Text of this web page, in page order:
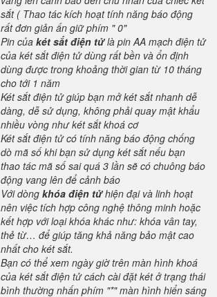
sắt ( Thao tác kích hoạt tính năng báo động
rất đơn giản ấn giữ phím " 0"
Pin của két sắt điện tửlà pin AA mạch điện tử
của két sắt điện tử dùng rất bền và ổn định
dùng được trong khoảng thời gian từ 10 tháng
cho tới 1 năm
Két sắt điện tử giúp bạn mở két sắt nhanh dễ
dàng, dễ sử dụng, không phải quay mật khẩu
nhiều vòng như két sắt khoá cơ
Két sắt điện tử có tính năng báo động chống
dò mã số khi bạn sử dụng két sắt nếu bạn
thao tác mã số sai quá 3 lần sẽ có chuông báo
động vang lên để cảnh báo
Với dòng khóa điện tửhiện đại và linh hoạt
nên việc tích hợp công nghệ thông minh hoặc
kết hợp với loại khóa khác như: khóa vân tay,
thẻ từ… để giúp tăng khả năng bảo mật cao
nhất cho két sắt.
Bạn có thể xem ngày giờ trên màn hình khoá
của két sắt điện tử cách cài đặt két ở trạng thái
bình thường nhấn phím "*" màn hình hiển sáng